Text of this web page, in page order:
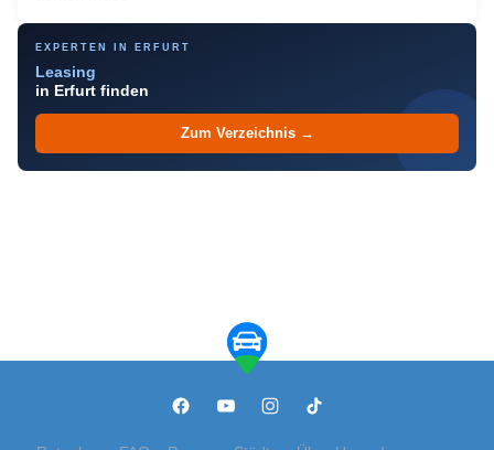
EXPERTEN IN ERFURT
Leasing
in Erfurt finden
Zum Verzeichnis →